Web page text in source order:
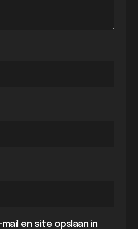
mail en site opslaan in